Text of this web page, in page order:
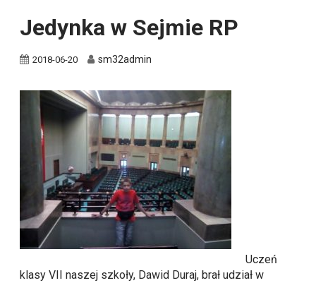
Jedynka w Sejmie RP
2018-06-20 sm32admin
Uczeń
klasy VII naszej szkoły, Dawid Duraj, brał udział w